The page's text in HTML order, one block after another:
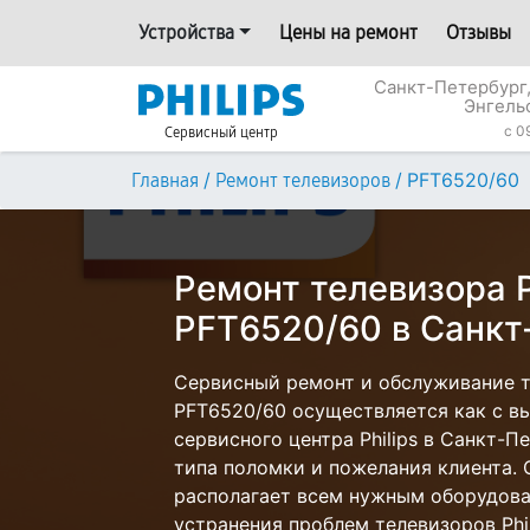
Устройства Цены на ремонт Отзывы
Сервисный центр
Санкт-
c
Главная / Ремонт телевизоров / PFT6520/60
Ремонт телевизора
PFT6520/60 в
Сервисный ремонт и обслуживание
PFT6520/60 осуществляется как с
сервисного центра Philips в Санкт-
типа поломки и пожелания клиента.
располагает всем нужным
устранения проблем телевизоров